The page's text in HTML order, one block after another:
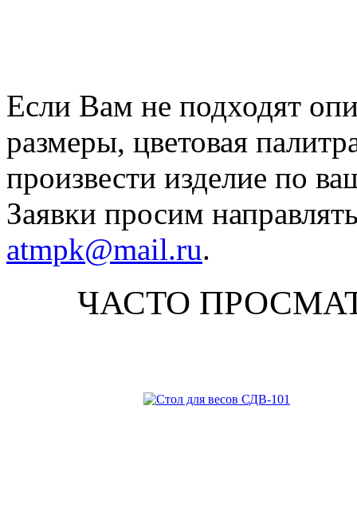
Если Вам не подходят
размеры, цветовая
произвести изделие по
Заявки просим
atmpk@mail.ru.
ЧАСТО